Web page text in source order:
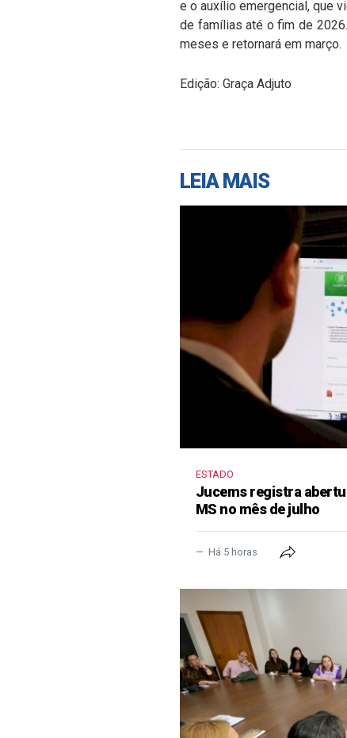
e o auxílio emergencial, que
de famílias até o fim de
meses e retornará em março.
Edição: Graça Adjuto
LEIA MAIS
ESTADO
Jucems registra
MS no mês de julho
Há 5 horas